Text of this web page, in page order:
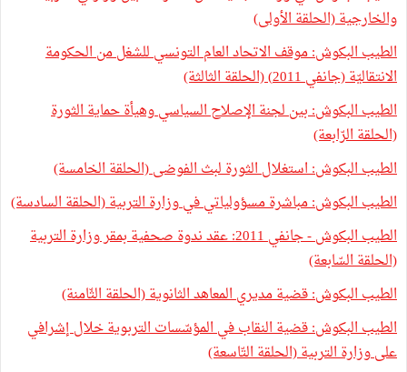
والخارجية (الحلقة الأولى)
الطيب البكوش: موقف الاتحاد العام التونسي للشغل من الحكومة
الانتقاليّة (جانفي 2011) (الحلقة الثالثة)
الطيب البكوش: بين لجنة الإصلاح السياسي وهيأة حماية الثورة
(الحلقة الرّابعة)
الطيب البكوش: استغلال الثورة لبث الفوضى (الحلقة الخامسة)
الطيب البكوش: مباشرة مسؤولياتي في وزارة التربية (الحلقة السادسة)
الطيب البكوش - جانفي 2011: عقد ندوة صحفية بمقر وزارة التربية
(الحلقة السّابعة)
الطيب البكوش: قضية مديري المعاهد الثانوية (الحلقة الثّامنة)
الطيب البكوش: قضية النقاب في المؤسّسات التربوية خلال إشرافي
على وزارة التربية (الحلقة التّاسعة)